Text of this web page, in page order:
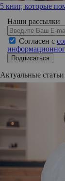
5 книг, которые
Наши рассылки
Согласен с
Подписаться
Актуальные статьи